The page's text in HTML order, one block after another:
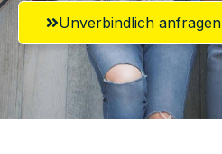
Unverbindlich anfragen